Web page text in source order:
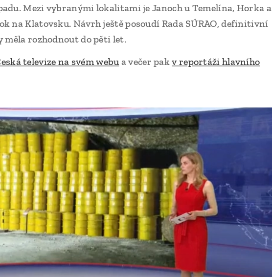
Mezi vybranými lokalitami je Janoch u Temelína, Horka a
na Klatovsku. Návrh ještě posoudí Rada SÚRAO, definitivní
měla rozhodnout do pěti let.
televize na svém webu a večer pakv reportáži hlavního